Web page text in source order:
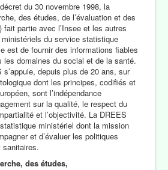
du 30 novembre 1998, la
des études, de l’évaluation et des
partie avec l’Insee et les autres
du service statistique
est de fournir des informations fiables
les domaines du social et de la santé.
s’appuie, depuis plus de 20 ans, sur
dont les principes, codifiés et
sont l’indépendance
sur la qualité, le respect du
et l’objectivité. La DREES
ministériel dont la mission
et d’évaluer les politiques
des études,